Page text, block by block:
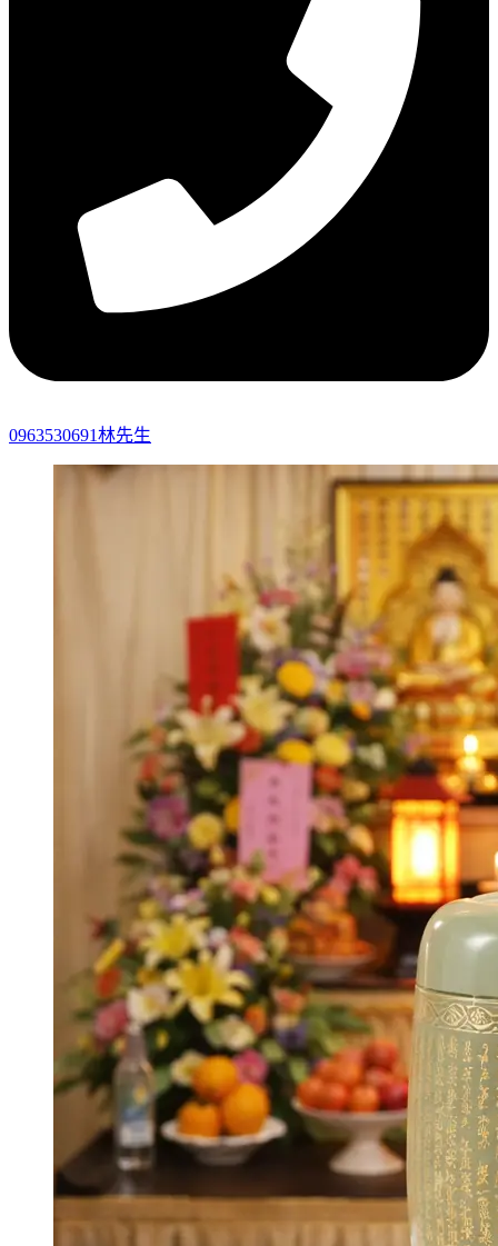
0963530691林先生